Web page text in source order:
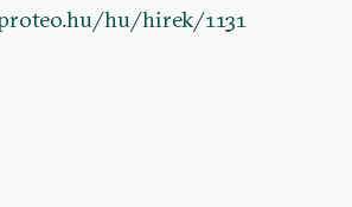
hu/hirek/1131